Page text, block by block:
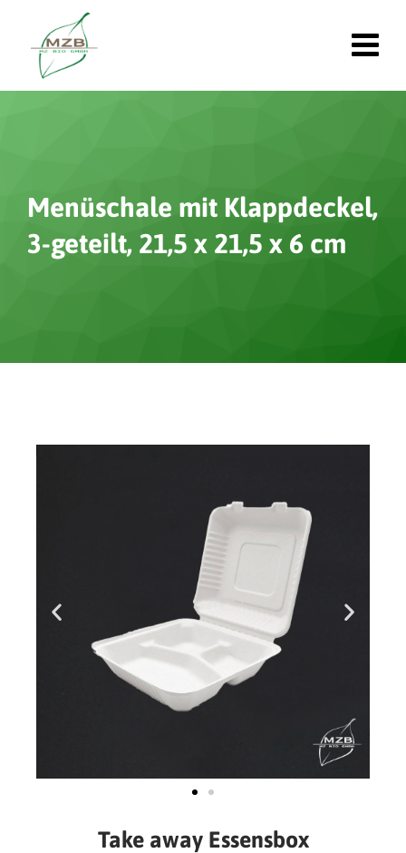
Menüschale mit Klappdeckel,
3-geteilt, 21,5 x 21,5 x 6 cm
Take away Essensbox